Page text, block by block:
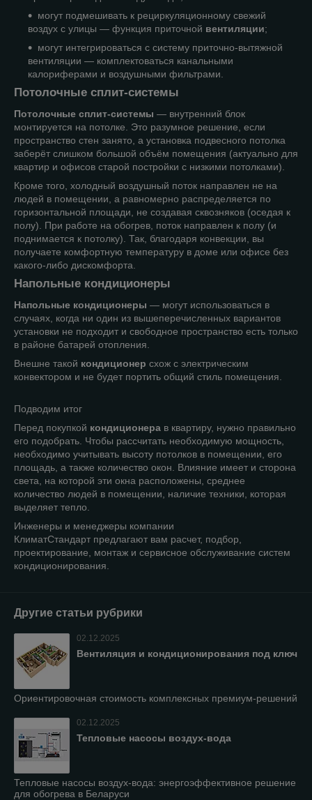
могут подмешивать к рециркуляционному свежий
воздух с улицы — функция приточной вентиляции;
могут интегрироваться с систему приточно-вытяжной
вентиляции — комплектоваться канальными
калориферами и воздушными фильтрами.
Потолочные сплит-системы
Потолочные сплит-системы — внутренний блок
монтируется на потолке. Это разумное решение, если
пространство стен занято, а установка подвесного потолка
заберёт слишком большой объём помещения (актуально для
квартир и офисов старой постройки с низкими потолками).
Кроме того, холодный воздушный поток направлен не на
людей в помещении, а равномерно распределяется по
горизонтальной площади, не создавая сквозняков (оседая к
полу). При работе на обогрев, поток направлен к полу (и
поднимается к потолку). Так, благодаря конвекции, вы
получаете комфортную температуру в доме или офисе без
какого-либо дискомфорта.
Напольные кондиционеры
Напольные кондиционеры — могут использоваться в
случаях, когда ни один из вышеперечисленных вариантов
установки не подходит и свободное пространство есть только
в районе батарей отопления.
Внешне такой кондиционер схож с электрическим
конвектором и не будет портить общий стиль помещения.
Подводим итог
Перед покупкой кондиционера в квартиру, нужно правильно
его подобрать. Чтобы рассчитать необходимую мощность,
необходимо учитывать высоту потолков в помещении, его
площадь, а также количество окон. Влияние имеет и сторона
света, на которой эти окна расположены, среднее
количество людей в помещении, наличие техники, которая
выделяет тепло.
Инженеры и менеджеры компании
КлиматСтандарт предлагают вам расчет, подбор,
проектирование, монтаж и сервисное обслуживание систем
кондиционирования.
Другие статьи рубрики
02.12.2025
Вентиляция и кондиционирования под ключ
Ориентировочная стоимость комплексных премиум-решений
02.12.2025
Тепловые насосы воздух-вода
Тепловые насосы воздух-вода: энергоэффективное решение
для обогрева в Беларуси